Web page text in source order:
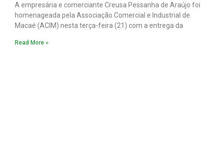
A empresária e comerciante Creusa Pessanha de Araújo foi
homenageada pela Associação Comercial e Industrial de
Macaé (ACIM) nesta terça-feira (21) com a entrega da
Read More »